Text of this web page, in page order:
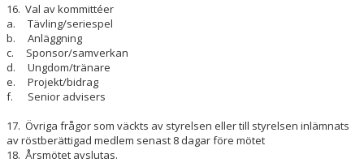
16. Val av kommittéer
a. Tävling/seriespel
b. Anläggning
c. Sponsor/samverkan
d. Ungdom/tränare
e. Projekt/bidrag
f. Senior advisers
17. Övriga frågor som väckts av styrelsen eller till styrelsen inlämnats
av röstberättigad medlem senast 8 dagar före mötet
18. Årsmötet avslutas.